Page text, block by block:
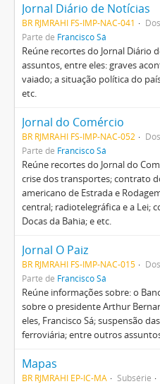
Jornal Diário de Notícias
BR RJMRAHI FS-IMP-NAC-041
Parte de Francisco Sá
Reúne recortes do Jornal Diário
assuntos, entre eles: graves
vaiado; a situação política do
etc.
Jornal do Comércio
BR RJMRAHI FS-IMP-NAC-052
Parte de Francisco Sá
Reúne recortes do Jornal do
crise dos transportes; contrato
americano de Estrada e
central; radiotelegráfica e a Lei;
Docas da Bahia; e etc.
Jornal O Paiz
BR RJMRAHI FS-IMP-NAC-015
Parte de Francisco Sá
Reúne informações sobre: o
sobre o presidente Arthur
eles, Francisco Sá; suspensão
ferroviária; entre outros
Mapas
BR RJMRAHI EP-IC-MA Subsérie